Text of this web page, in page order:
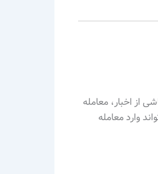
از اخبار، معامله
وارد معامله